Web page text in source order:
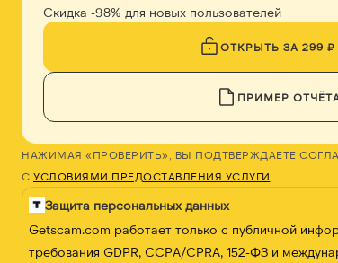
Скидка -98% для новых пользователей
ОТКРЫТЬ ЗА299 ₽
ПРИМЕР
НАЖИМАЯ «ПРОВЕРИТЬ», ВЫ ПОДТВЕРЖДАЕТЕ
С УСЛОВИЯМИ ПРЕДОСТАВЛЕНИЯ УСЛУГИ
Защита персональных данных
Getscam.com работает только с публичной
требования GDPR, CCPA/CPRA, 152-ФЗ и